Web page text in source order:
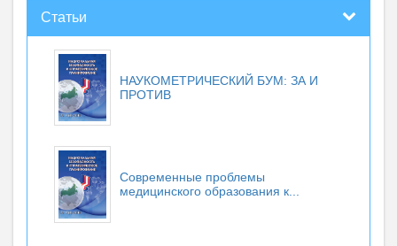
Статьи
НАУКОМЕТРИЧЕСКИЙ БУМ: ЗА И
ПРОТИВ
Современные проблемы
медицинского образования к...